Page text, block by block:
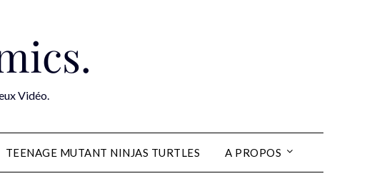
Vidéo.
TEENAGE MUTANT NINJAS TURTLES A PROPOS